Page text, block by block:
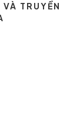
TRUYỀN